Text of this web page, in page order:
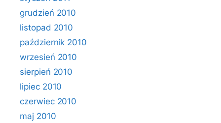
grudzień 2010
listopad 2010
październik 2010
wrzesień 2010
sierpień 2010
lipiec 2010
czerwiec 2010
maj 2010